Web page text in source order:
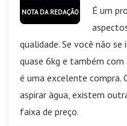
NOTA DA REDAÇÃO
É um
qualidade. Se você não
quase 6kg e também
é uma excelente compra.
aspirar água, existem
faixa de preço.